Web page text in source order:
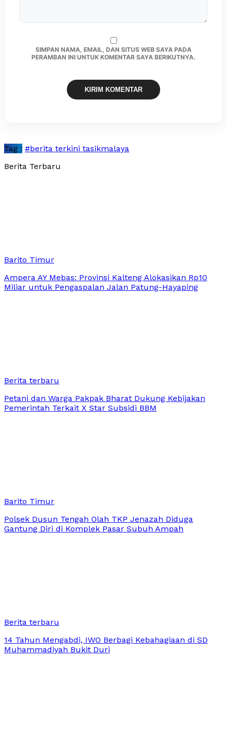
SIMPAN NAMA, EMAIL, DAN SITUS WEB SAYA PADA
PERAMBAN INI UNTUK KOMENTAR SAYA BERIKUTNYA.
Tag : #berita terkini tasikmalaya
Berita Terbaru
Barito Timur
Ampera AY Mebas: Provinsi Kalteng Alokasikan Rp10
Miliar untuk Pengaspalan Jalan Patung-Hayaping
Berita terbaru
Petani dan Warga Pakpak Bharat Dukung Kebijakan
Pemerintah Terkait X Star Subsidi BBM
Barito Timur
Polsek Dusun Tengah Olah TKP Jenazah Diduga
Gantung Diri di Komplek Pasar Subuh Ampah
Berita terbaru
14 Tahun Mengabdi, IWO Berbagi Kebahagiaan di SD
Muhammadiyah Bukit Duri